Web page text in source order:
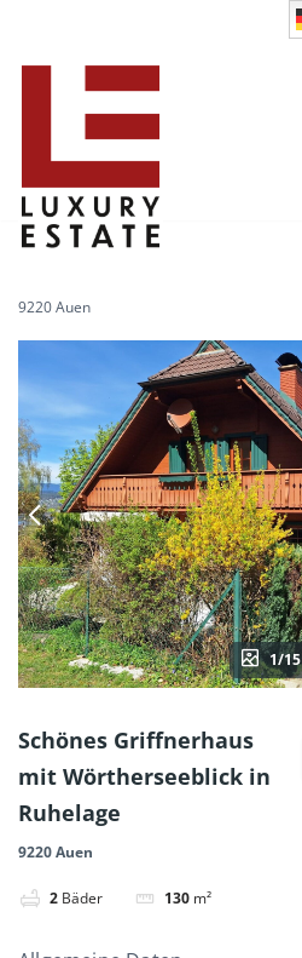
Zum
9220 Auen
1/15
Schönes Griffnerhaus
mit Wörtherseeblick in
Ruhelage
9220 Auen
2 Bäder 130 m²